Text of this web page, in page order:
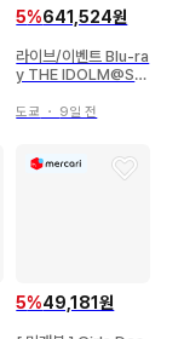
5%641,524원
라이브/이벤트 Blu-ra
y THE IDOLM@ST
DOL WORLD!!!!!20
미개봉
도쿄 ・ 9일 전
5%49,181원